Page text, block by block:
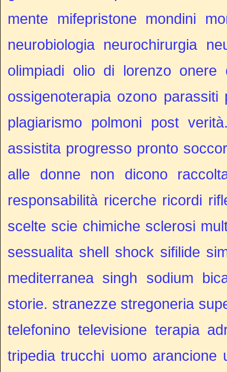
mente
mifepristone mondini
neurobiologia neurochirurgia
olimpiadi olio di lorenzo onere
ossigenoterapia ozono parassiti
plagiarismo
polmoni
post
assistita progresso pronto
alle donne non dicono
responsabilità ricerche ricordi
scelte scie chimiche sclerosi
sessualita shell shock sifilide
mediterranea singh
sodium
storie. stranezze stregoneria
telefonino televisione terapia
tripedia trucchi uomo arancione